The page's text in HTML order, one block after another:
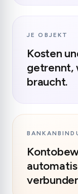
JE OBJEKT
Kosten
getrennt,
braucht.